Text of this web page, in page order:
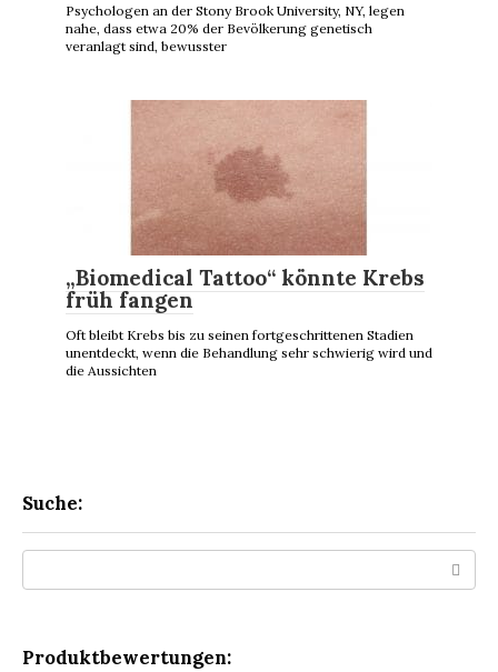
Psychologen an der Stony Brook University, NY, legen
nahe, dass etwa 20% der Bevölkerung genetisch
veranlagt sind, bewusster
„Biomedical Tattoo“ könnte Krebs
früh fangen
Oft bleibt Krebs bis zu seinen fortgeschrittenen Stadien
unentdeckt, wenn die Behandlung sehr schwierig wird und
die Aussichten
Suche:
Produktbewertungen: